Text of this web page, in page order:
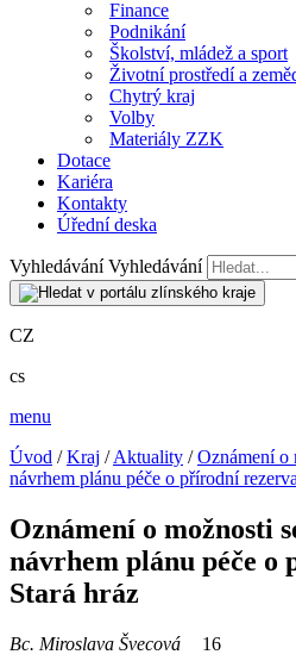
Finance
Podnikání
Školství, mládež a sport
Životní prostředí a
Chytrý kraj
Volby
Materiály ZZK
Dotace
Kariéra
Kontakty
Úřední deska
Vyhledávání Vyhledávání
CZ
cs
menu
Úvod /Kraj /Aktuality /Oznámení o
návrhem plánu péče o přírodní
Oznámení o možnosti
návrhem plánu péče
Stará hráz
Bc. Miroslava Švecová
16